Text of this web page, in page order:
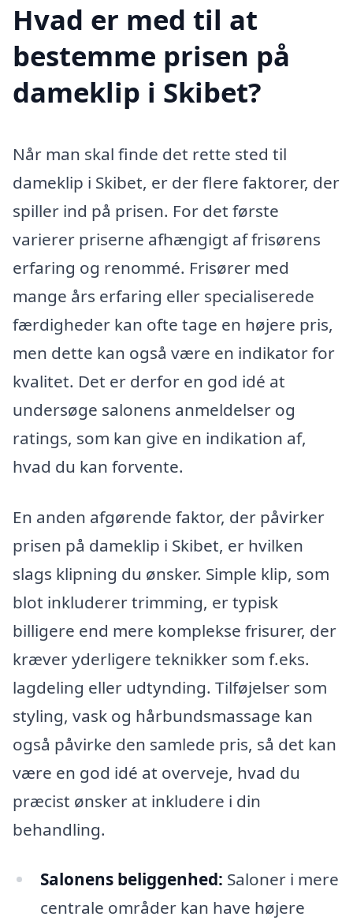
Hvad er med til at
bestemme prisen på
dameklip i Skibet?
Når man skal finde det rette sted til
dameklip i Skibet, er der flere faktorer, der
spiller ind på prisen. For det første
varierer priserne afhængigt af frisørens
erfaring og renommé. Frisører med
mange års erfaring eller specialiserede
færdigheder kan ofte tage en højere pris,
men dette kan også være en indikator for
kvalitet. Det er derfor en god idé at
undersøge salonens anmeldelser og
ratings, som kan give en indikation af,
hvad du kan forvente.
En anden afgørende faktor, der påvirker
prisen på dameklip i Skibet, er hvilken
slags klipning du ønsker. Simple klip, som
blot inkluderer trimming, er typisk
billigere end mere komplekse frisurer, der
kræver yderligere teknikker som f.eks.
lagdeling eller udtynding. Tilføjelser som
styling, vask og hårbundsmassage kan
også påvirke den samlede pris, så det kan
være en god idé at overveje, hvad du
præcist ønsker at inkludere i din
behandling.
Salonens beliggenhed: Saloner i mere
centrale områder kan have højere